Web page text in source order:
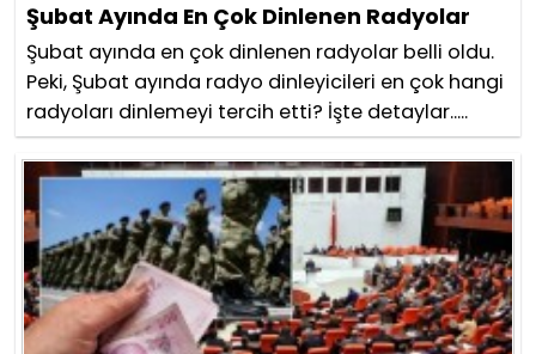
Şubat Ayında En Çok Dinlenen Radyolar
Şubat ayında en çok dinlenen radyolar belli oldu.
Peki, Şubat ayında radyo dinleyicileri en çok hangi
radyoları dinlemeyi tercih etti? İşte detaylar.....